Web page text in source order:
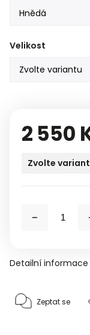
Velikost
2 550
Zvolte
Detailní informace
Zeptat se